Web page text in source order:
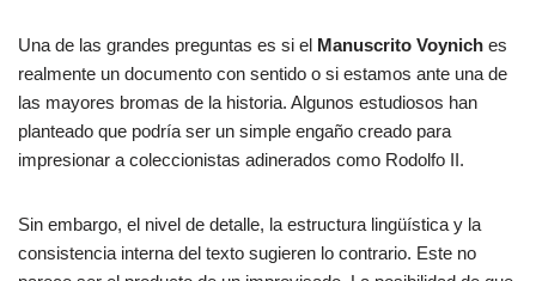
Una de las grandes preguntas es si el Manuscrito Voynich es
realmente un documento con sentido o si estamos ante una de
las mayores bromas de la historia. Algunos estudiosos han
planteado que podría ser un simple engaño creado para
impresionar a coleccionistas adinerados como Rodolfo II.
Sin embargo, el nivel de detalle, la estructura lingüística y la
consistencia interna del texto sugieren lo contrario. Este no